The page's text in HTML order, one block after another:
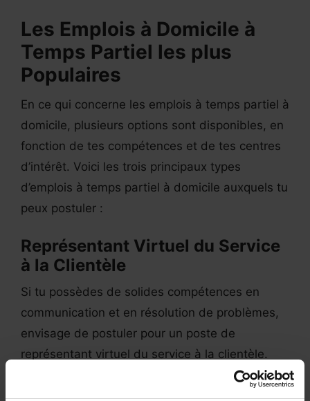
Les Emplois à Domicile à
Temps Partiel les plus
Populaires
En ce qui concerne les emplois à temps partiel à
domicile, plusieurs options sont disponibles, en
fonction de tes compétences et de tes centres
d’intérêt. Voici les trois principaux types
d’emplois à temps partiel à domicile auxquels tu
peux postuler :
Représentant Virtuel du Service
à la Clientèle
Si tu possèdes de solides compétences en
communication et en résolution de problèmes,
envisage de postuler pour un poste de
représentant virtuel du service à la clientèle.
Ces postes consistent généralement à répondre
aux demandes des clients, à résoudre des